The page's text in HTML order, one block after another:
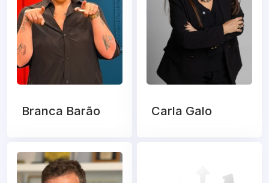
Branca Barão Carla Galo